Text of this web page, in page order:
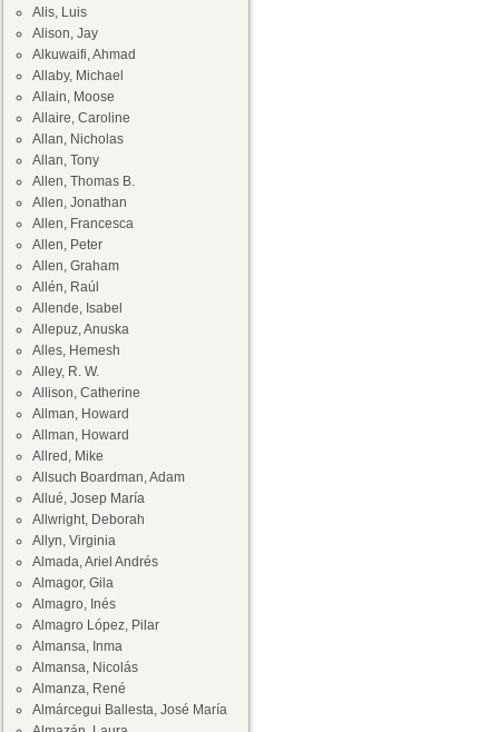
Alis, Luis
Alison, Jay
Alkuwaifi, Ahmad
Allaby, Michael
Allain, Moose
Allaire, Caroline
Allan, Nicholas
Allan, Tony
Allen, Thomas B.
Allen, Jonathan
Allen, Francesca
Allen, Peter
Allen, Graham
Allén, Raúl
Allende, Isabel
Allepuz, Anuska
Alles, Hemesh
Alley, R. W.
Allison, Catherine
Allman, Howard
Allman, Howard
Allred, Mike
Allsuch Boardman, Adam
Allué, Josep María
Allwright, Deborah
Allyn, Virginia
Almada, Ariel Andrés
Almagor, Gila
Almagro, Inés
Almagro López, Pilar
Almansa, Inma
Almansa, Nicolás
Almanza, René
Almárcegui Ballesta, José María